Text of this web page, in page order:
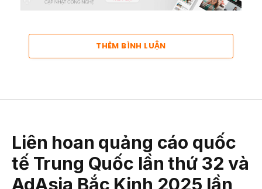
THÊM BÌNH LUẬN
Liên hoan quảng cáo quốc
tế Trung Quốc lần thứ 32 và
AdAsia Bắc Kinh 2025 lần